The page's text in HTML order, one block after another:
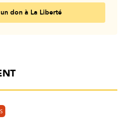
don à La Liberté